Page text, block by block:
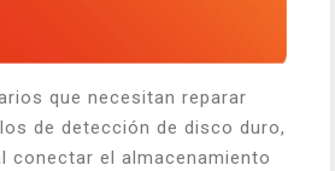
que necesitan reparar
de detección de disco duro,
conectar el almacenamiento